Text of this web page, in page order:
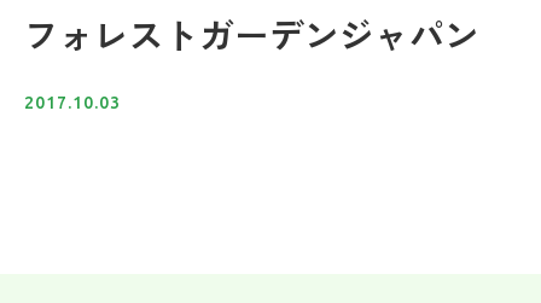
フォレストガーデンジャパン
2017.10.03